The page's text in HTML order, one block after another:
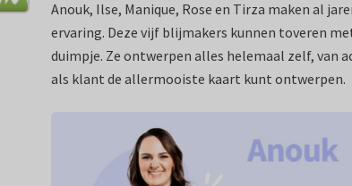
Anouk, Ilse, Manique, Rose en Tirza maken al
ervaring. Deze vijf blijmakers kunnen toveren
duimpje. Ze ontwerpen alles helemaal zelf,
als klant de allermooiste kaart kunt ontwerpen.